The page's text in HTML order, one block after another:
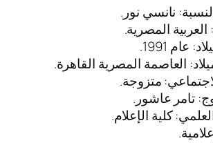
نانسي نور.
المصرية.
عام 1991.
العاصمة المصرية القاهرة.
متزوجة.
تامر عاشور.
كلية الإعلام.